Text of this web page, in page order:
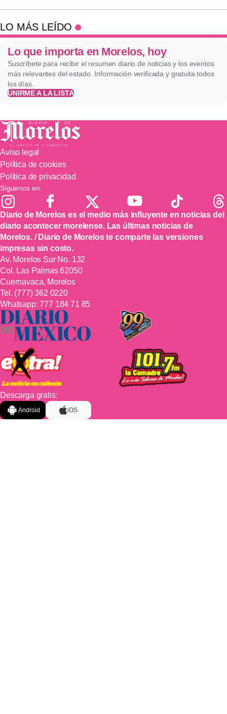
LO MÁS LEÍDO
Lo que importa en Morelos, hoy
Suscríbete para recibir el resumen diario de noticias y los eventos
más relevantes del estado. Información verificada y gratuita todos
los días.
UNIRME A LA LISTA
Aviso legal
Política de cookies
Política de privacidad
Síguenos en:
Diario de Morelos es el medio más influyente en noticias del
diario acontecer morelense. Las últimas noticias de
Morelos. / Diario de Morelos te comparte las versiones
impresas sin costo.
Av. Morelos Sur No. 132
Col. Las Palmas 62050
Cuernavaca, Morelos
Tel. (777) 362 0220
Whatsapp:777 184 71 85
Descarga gratis:
Android iOS